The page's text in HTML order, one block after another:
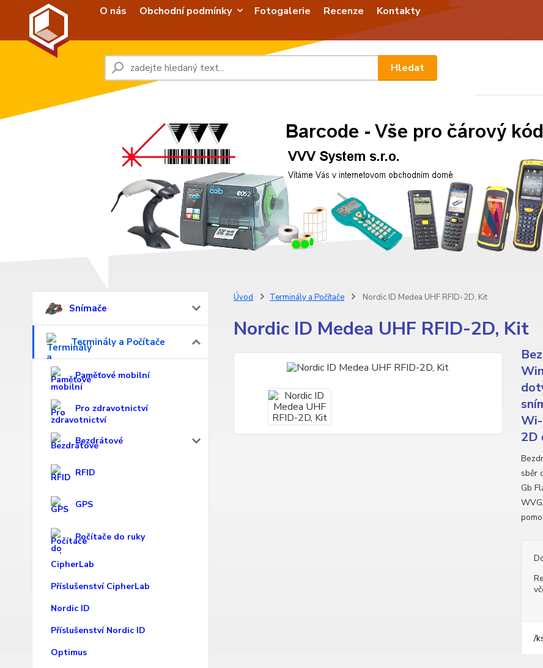
O nás Obchodní podmínky Fotogalerie Recenze Kontakty
Hledat
Snímače
Terminály a Počítače
Paměťové mobilní
Pro zdravotnictví
Bezdrátové
RFID
GPS
Počítače do ruky
CipherLab
Příslušenství CipherLab
Nordic ID
Příslušenství Nordic ID
Optimus
Úvod Terminály a Počítače Nordic ID Medea UHF RFID-2D, Kit
Nordic ID Medea UHF RFID-2D, Kit
2D
sběr
Gb
/